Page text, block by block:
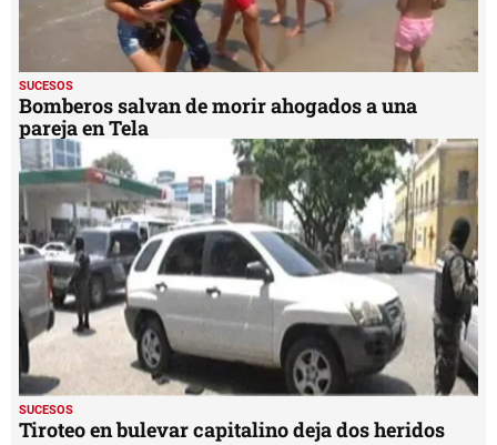
SUCESOS
Bomberos salvan de morir ahogados a una
pareja en Tela
SUCESOS
Tiroteo en bulevar capitalino deja dos heridos